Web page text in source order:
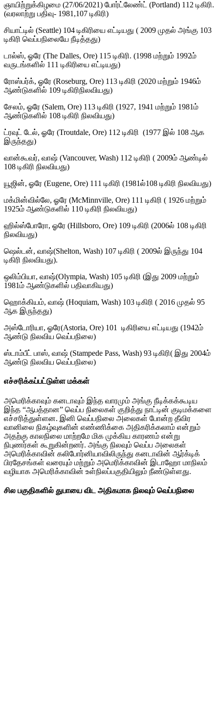
ஞாயிற்றுக்கிழமை (27/06/2021) போர்ட்லேண்ட் (Portland) 112 டிகிரி.
(வரலாற்று பதிவு- 1981,107 டிகிரி)
சியாட்டில் (Seattle) 104 டிகிரியை எட்டியது ( 2009 முதல் அங்கு 103
டிகிரி வெப்பநிலையே நீடித்தது)
டால்ஸ், ஓரே (The Dalles, Ore) 115 டிகிரி. (1998 மற்றும் 1992ம்
வருடங்களில் 111 டிகிரியை எட்டியது)
ரோஸ்பர்க், ஓரே (Roseburg, Ore) 113 டிகிரி (2020 மற்றும் 1946ம்
ஆண்டுகளில் 109 டிகிரிநிலவியது)
சேலம், ஓரே (Salem, Ore) 113 டிகிரி (1927, 1941 மற்றும் 1981ம்
ஆண்டுகளில் 108 டிகிரி நிலவியது)
ட்ரவுட் டேல், ஓரே (Troutdale, Ore) 112 டிகிரி (1977 இல் 108 ஆக
இருந்தது)
வான்கூவர், வாஷ் (Vancouver, Wash) 112 டிகிரி ( 2009ம் ஆண்டில்
108 டிகிரி நிலவியது)
யூஜின், ஓரே (Eugene, Ore) 111 டிகிரி (1981ல்108 டிகிரி நிலவியது)
மக்மின்வில்லே, ஓரே (McMinnville, Ore) 111 டிகிரி ( 1926 மற்றும்
1925ம் ஆண்டுகளில் 110 டிகிரி நிலவியது)
ஹில்ஸ்போரோ, ஓரே (Hillsboro, Ore) 109 டிகிரி (2006ல் 108 டிகிரி
நிலவியது)
ஷெல்டன், வாஷ்(Shelton, Wash) 107 டிகிரி ( 2009ல் இருந்து 104
டிகிரி நிலவியது).
ஒலிம்பியா, வாஷ்(Olympia, Wash) 105 டிகிரி (இது 2009 மற்றும்
1981ம் ஆண்டுகளில் பதிவாகியது)
ஹொக்கியம், வாஷ் (Hoquiam, Wash) 103 டிகிரி ( 2016 முதல் 95
ஆக இருந்தது)
அஸ்டோரியா, ஓரே(Astoria, Ore) 101 டிகிரியை எட்டியது (1942ம்
ஆண்டு நிலவிய வெப்பநிலை)
ஸ்டாம்பீட் பாஸ், வாஷ் (Stampede Pass, Wash) 93 டிகிரி( இது 2004ம்
ஆண்டு நிலவிய வெப்பநிலை)
எச்சரிக்கப்பட்டுள்ள மக்கள்
அமெரிக்காவும் கனடாவும் இந்த வாரமும் அங்கு நீடிக்கக்கூடிய
இந்த “ஆபத்தான” வெப்ப நிலைகள் குறித்து நாட்டின் குடிமக்களை
எச்சரித்துள்ளன. இனி வெப்பநிலை அலைகள் போன்ற தீவிர
வானிலை நிகழ்வுகளின் எண்ணிக்கை அதிகரிக்கலாம் என்றும்
அதற்கு காலநிலை மாற்றமே மிக முக்கிய காரணம் என்று
நிபுணர்கள் கூறுகின்றனர். அங்கு நிலவும் வெப்ப அலைகள்
அமெரிக்காவின் கலிபோர்னியாவிலிருந்து கனடாவின் ஆர்க்டிக்
பிரதேசங்கள் வரையும் மற்றும் அமெரிக்காவின் இடாஹோ மாநிலம்
வழியாக அமெரிக்காவின் உள்நிலப்பகுதியிலும் நீண்டுள்ளது.
சில பகுதிகளில் துபாயை விட அதிகமாக நிலவும் வெப்பநிலை